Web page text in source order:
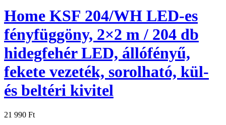
Home KSF 204/WH LED-es
fényfüggöny, 2×2 m / 204 db
hidegfehér LED, állófényű,
fekete vezeték, sorolható, kül-
és beltéri kivitel
21 990 Ft